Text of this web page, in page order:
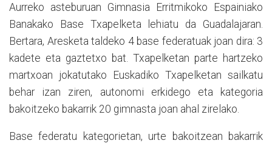
Aurreko asteburuan Gimnasia Erritmikoko Espainiako
Banakako Base Txapelketa lehiatu da Guadalajaran.
Bertara, Aresketa taldeko 4 base federatuak joan dira: 3
kadete eta gaztetxo bat. Txapelketan parte hartzeko
martxoan jokatutako Euskadiko Txapelketan sailkatu
behar izan ziren, autonomi erkidego eta kategoria
bakoitzeko bakarrik 20 gimnasta joan ahal zirelako.
Base federatu kategorietan, urte bakoitzean bakarrik